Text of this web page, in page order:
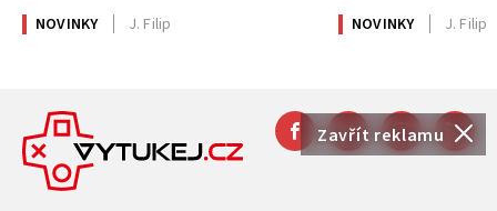
Zavřít reklamu
NOVINKY J. Filip NOVINKY J. Filip